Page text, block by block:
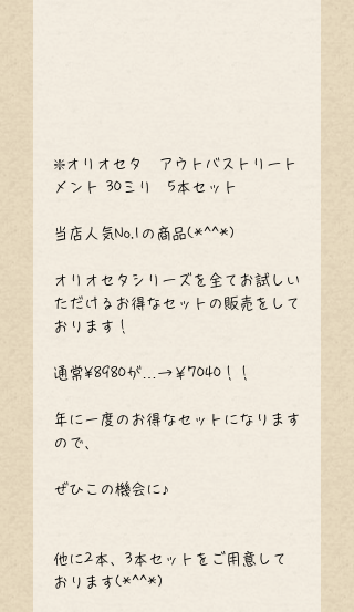
❇️オリオセタ　アウトバストリート
メント 30ミリ　5本セット
当店人気No.1の商品(*^^*)
オリオセタシリーズを全てお試しい
ただけるお得なセットの販売をして
おります！
通常¥8980が…→￥7040！！
年に一度のお得なセットになります
ので、
ぜひこの機会に♪
他に2本、3本セットをご用意して
おります(*^^*)